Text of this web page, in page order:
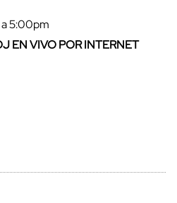
5:00pm
EN VIVO POR INTERNET